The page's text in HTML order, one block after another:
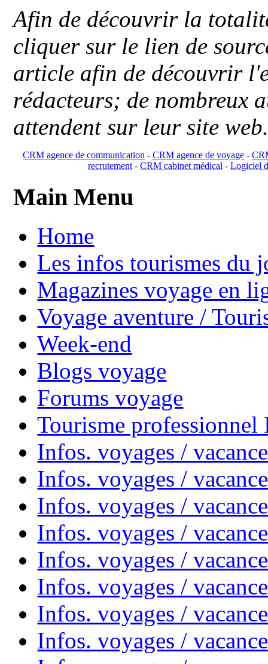
Afin de découvrir la
cliquer sur le lien de
article afin de découvrir
rédacteurs; de nombreux
attendent sur leur site
CRM agence de communication -CRM agence de voyage -
recrutement- CRM cabinet médical- Logiciel
Main Menu
Home
Les infos tourismes du
Magazines voyage en
Voyage aventure /
Week-end
Blogs voyage
Forums voyage
Tourisme
Infos. voyages /
Infos. voyages /
Infos. voyages /
Infos. voyages /
Infos. voyages /
Infos. voyages /
Infos. voyages /
Infos. voyages /